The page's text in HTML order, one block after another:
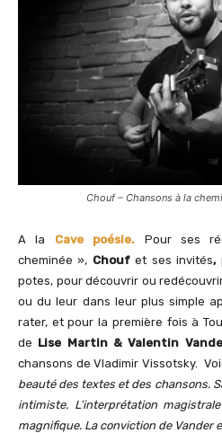
Chouf – Chansons à la
A la Cave poésie. Pour ses
cheminée », Choufet ses invités,
potes, pour découvrir ou
ou du leur dans leur plus simple
rater, et pour la première fois à
de Lise Martin & Valentin
chansons de Vladimir Vissotsky.
beauté des textes et des chansons.
intimiste. L’interprétation
magnifique. La conviction de Vander